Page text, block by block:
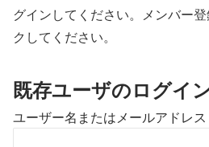
グインしてください。メンバー
クしてください。
既存ユーザのログイ
ユーザー名またはメールアドレス